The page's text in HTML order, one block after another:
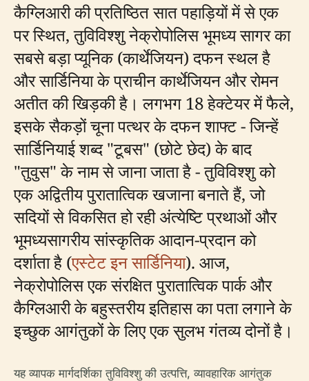
कैग्लिआरी की प्रतिष्ठित सात पहाड़ियों में से एक
पर स्थित, तुविविश्शु नेक्रोपोलिस भूमध्य सागर का
सबसे बड़ा प्यूनिक (कार्थेजियन) दफन स्थल है
और सार्डिनिया के प्राचीन कार्थेजियन और रोमन
अतीत की खिड़की है। लगभग 18 हेक्टेयर में फैले,
इसके सैकड़ों चूना पत्थर के दफन शाफ्ट - जिन्हें
सार्डिनियाई शब्द "टूबस" (छोटे छेद) के बाद
"तुवुस" के नाम से जाना जाता है - तुविविश्शु को
एक अद्वितीय पुरातात्विक खजाना बनाते हैं, जो
सदियों से विकसित हो रही अंत्येष्टि प्रथाओं और
भूमध्यसागरीय सांस्कृतिक आदान-प्रदान को
दर्शाता है (एस्टेट इन सार्डिनिया). आज,
नेक्रोपोलिस एक संरक्षित पुरातात्विक पार्क और
कैग्लिआरी के बहुस्तरीय इतिहास का पता लगाने के
इच्छुक आगंतुकों के लिए एक सुलभ गंतव्य दोनों है।
यह व्यापक मार्गदर्शिका तुविविश्शु की उत्पत्ति, व्यावहारिक आगंतुक